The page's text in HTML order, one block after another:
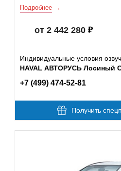
Подробнее
от 2 442 280
Индивидуальные условия
HAVAL АВТОРУСЬ Лосиный
+7 (499) 474-52-81
Получить